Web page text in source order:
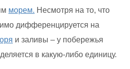
морем. Несмотря на то, что
дифференцируется на
и заливы – у побережья
в какую-либо единицу.